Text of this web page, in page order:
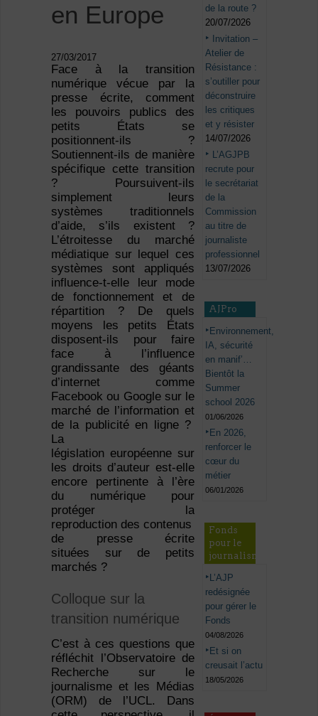
en Europe
27/03/2017
Face à la transition
numérique vécue par la
presse écrite, comment
les pouvoirs publics des
petits États se
positionnent-ils ?
Soutiennent-ils de manière
spécifique cette transition
? Poursuivent-ils
simplement leurs
systèmes traditionnels
d’aide, s’ils existent ?
L’étroitesse du marché
médiatique sur lequel ces
systèmes sont appliqués
influence-t-elle leur mode
de fonctionnement et de
répartition ? De quels
moyens les petits États
disposent-ils pour faire
face à l’influence
grandissante des géants
d’internet comme
Facebook ou Google sur le
marché de l’information et
de la publicité en ligne ?
La
législation européenne sur
les droits d’auteur est-elle
encore pertinente à l’ère
du numérique pour
protéger la
reproduction des contenus des entreprises
de presse écrite
situées sur de petits
marchés ?
Colloque sur la
transition numérique
C’est à ces questions que
réfléchit l’Observatoire de
Recherche sur le
journalisme et les Médias
(ORM) de l’UCL. Dans
de la route ?
20/07/2026
Invitation –
Atelier de
Résistance :
s’outiller pour
déconstruire
les critiques
et y résister
14/07/2026
L’AGJPB
recrute pour
le secrétariat
de la
Commission
au titre de
journaliste
professionnel
13/07/2026
AJPro
Environnement,
IA, sécurité
en manif’…
Bientôt la
Summer
school 2026
01/06/2026
En 2026,
renforcer le
cœur du
métier
06/01/2026
Fonds
pour le
journalisme
L’AJP
redésignée
pour gérer le
Fonds
04/08/2026
Et si on
creusait l’actu
18/05/2026